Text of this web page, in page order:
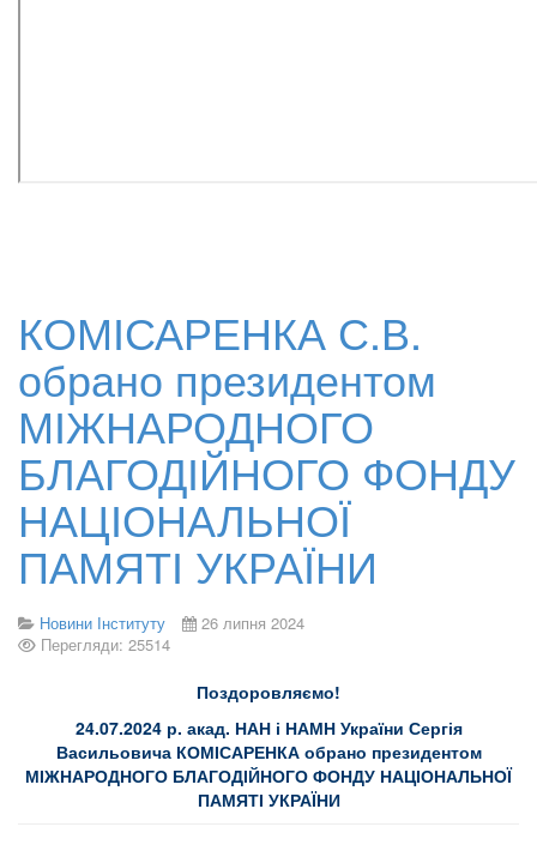
КОМІСАРЕНКА С.В.
обрано президентом
МІЖНАРОДНОГО
БЛАГОДІЙНОГО ФОНДУ
НАЦІОНАЛЬНОЇ
ПАМЯТІ УКРАЇНИ
Новини Інституту
26 липня 2024
Перегляди: 25514
Поздоровляємо!
24.07.2024 р. акад. НАН і НАМН України Сергія
Васильовича КОМІСАРЕНКА обрано президентом
МІЖНАРОДНОГО БЛАГОДІЙНОГО ФОНДУ НАЦІОНАЛЬНОЇ
ПАМЯТІ УКРАЇНИ